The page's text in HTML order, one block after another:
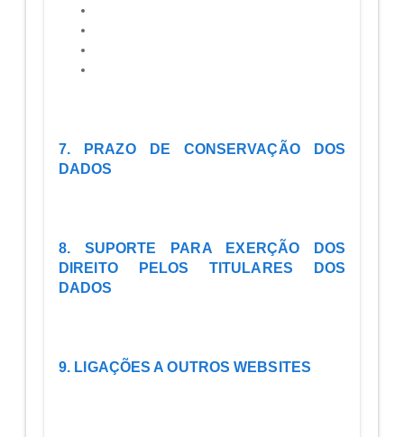
7. PRAZO DE CONSERVAÇÃO DOS
DADOS
8. SUPORTE PARA EXERÇÃO DOS
DIREITO PELOS TITULARES DOS
DADOS
9. LIGAÇÕES A OUTROS WEBSITES